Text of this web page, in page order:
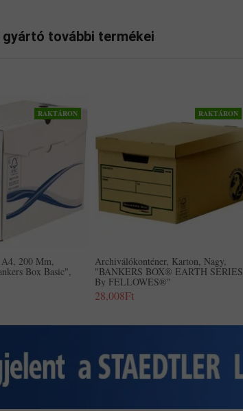
gyártó további termékei
RAKTÁRON
200 Mm,
Box Basic",
RAKTÁRON
Archiválókonténer, Karton, Nagy,
"BANKERS BOX® EARTH SERIES
By FELLOWES®"
28,008Ft